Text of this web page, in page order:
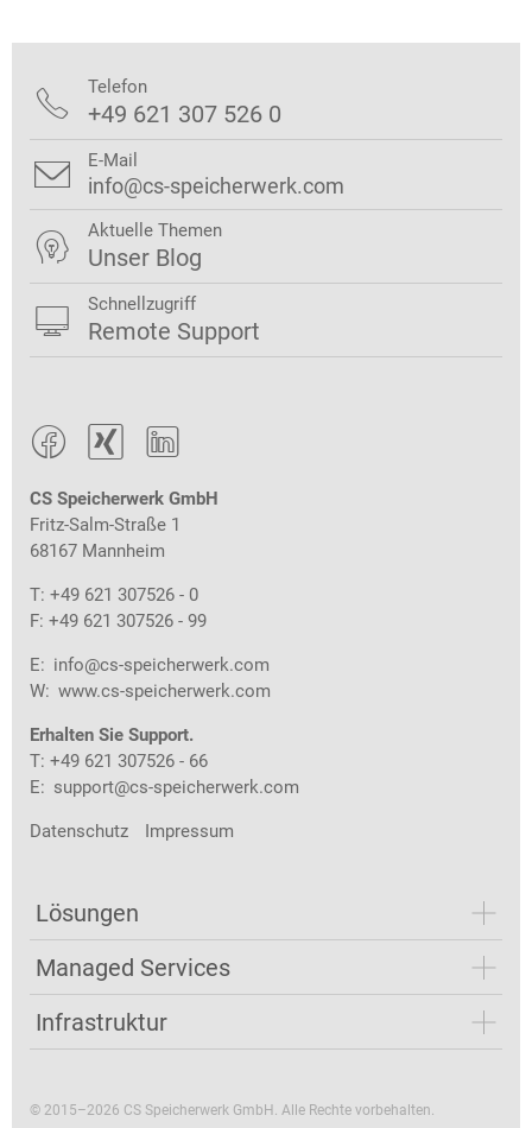
  
CS Speicherwerk GmbH
Fritz-Salm-Straße 1
68167 Mannheim
T: +49 621 307526 - 0
F: +49 621 307526 - 99
E: info@cs-speicherwerk.com
W: www.cs-speicherwerk.com
Erhalten Sie Support.
T: +49 621 307526 - 66
E: support@cs-speicherwerk.com
Datenschutz Impressum
Lösungen
Managed Services
Infrastruktur
 Telefon
+49 621 307 526 0
 E-Mail
info@cs-speicherwerk.com
 Aktuelle Themen
Unser Blog
 Schnellzugriff
Remote Support
© 2015–2026 CS Speicherwerk GmbH. Alle Rechte vorbehalten.